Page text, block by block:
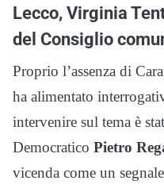
Lecco, Virginia
del Consiglio
Proprio l’assenza di
ha alimentato
intervenire sul tema è
Democratico Pietro
vicenda come un